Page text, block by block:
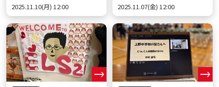
2025.11.10(月) 12:00 2025.11.07(金) 12:00